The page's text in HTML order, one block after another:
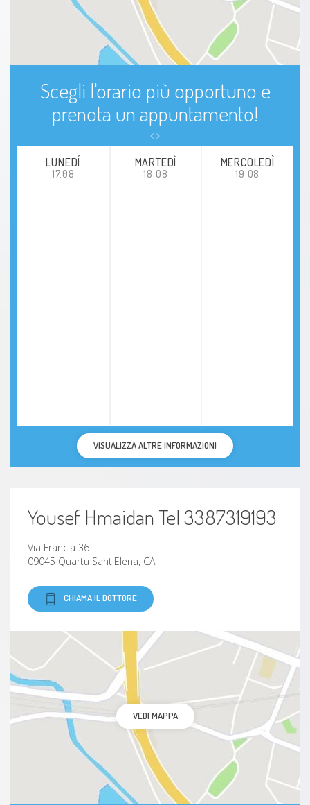
Scegli l'orario più opportuno e
prenota un appuntamento!
LUNEDÍ
17.08
MARTEDÌ
18.08
MERCOLEDÌ
19.08
VISUALIZZA ALTRE INFORMAZIONI
Yousef Hmaidan Tel 3387319193
Via Francia 36
09045 Quartu Sant'Elena, CA
CHIAMA IL DOTTORE
VEDI MAPPA